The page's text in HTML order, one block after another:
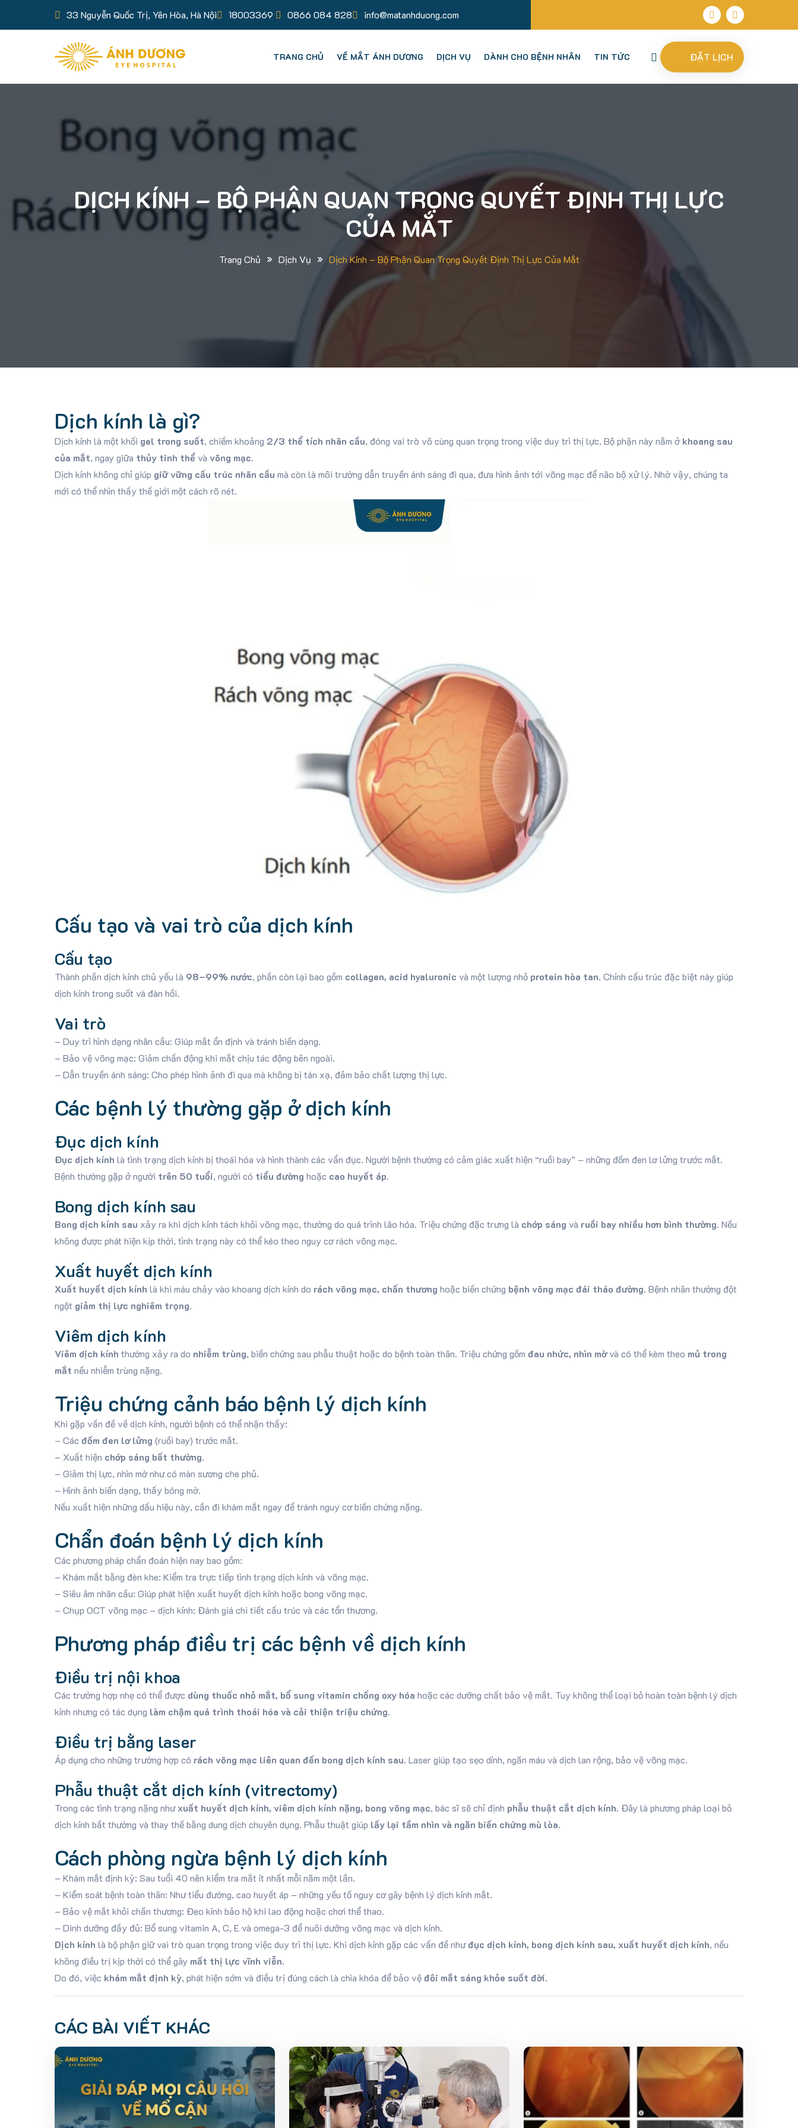
33 Nguyễn Quốc Trị, Yên Hòa, Hà Nội 18003369 0866 084 828 info@matanhduong.com
TRANG CHỦ VỀ MẮT ÁNH DƯƠNG DỊCH VỤ DÀNH CHO BỆNH NHÂN TIN TỨC ĐẶT LỊCH
DỊCH KÍNH – BỘ PHẬN QUAN TRỌNG QUYẾT ĐỊNH THỊ LỰC
CỦA MẮT
Trang Chủ » Dịch Vụ » Dịch Kính – Bộ Phận Quan Trọng Quyết Định Thị Lực Của Mắt
Dịch kính là gì?
Dịch kính là một khối gel trong suốt, chiếm khoảng 2/3 thể tích nhãn cầu, đóng vai trò vô cùng quan trọng trong việc duy trì thị lực. Bộ phận này nằm ởkhoang sau
của mắt, ngay giữa thủy tinh thểvà võng mạc.
Dịch kính không chỉ giúp giữ vững cấu trúc nhãn cầu mà còn là môi trường dẫn truyền ánh sáng đi qua, đưa hình ảnh tới võng mạc để não bộ xử lý. Nhờ vậy, chúng ta
mới có thể nhìn thấy thế giới một cách rõ nét.
Cấu tạo và vai trò của dịch kính
Cấu tạo
Thành phần dịch kính chủ yếu là 98–99% nước, phần còn lại bao gồm collagen, acid hyaluronic và một lượng nhỏ protein hòa tan. Chính cấu trúc đặc biệt này giúp
dịch kính trong suốt và đàn hồi.
Vai trò
– Duy trì hình dạng nhãn cầu: Giúp mắt ổn định và tránh biến dạng.
– Bảo vệ võng mạc: Giảm chấn động khi mắt chịu tác động bên ngoài.
– Dẫn truyền ánh sáng: Cho phép hình ảnh đi qua mà không bị tán xạ, đảm bảo chất lượng thị lực.
Các bệnh lý thường gặp ở dịch kính
Đục dịch kính
Đục dịch kính là tình trạng dịch kính bị thoái hóa và hình thành các vẩn đục. Người bệnh thường có cảm giác xuất hiện “ruồi bay” – những đốm đen lơ lửng trước mắt.
Bệnh thường gặp ở người trên 50 tuổi, người có tiểu đường hoặc cao huyết áp.
Bong dịch kính sau
Bong dịch kính sau xảy ra khi dịch kính tách khỏi võng mạc, thường do quá trình lão hóa. Triệu chứng đặc trưng là chớp sáng và ruồi bay nhiều hơn bình thường. Nếu
không được phát hiện kịp thời, tình trạng này có thể kéo theo nguy cơ rách võng mạc.
Xuất huyết dịch kính
Xuất huyết dịch kính là khi máu chảy vào khoang dịch kính do rách võng mạc, chấn thương hoặc biến chứng bệnh võng mạc đái tháo đường. Bệnh nhân thường đột
ngột giảm thị lực nghiêm trọng.
Viêm dịch kính
Viêm dịch kính thường xảy ra do nhiễm trùng, biến chứng sau phẫu thuật hoặc do bệnh toàn thân. Triệu chứng gồm đau nhức, nhìn mờvà có thể kèm theo mủ trong
mắt nếu nhiễm trùng nặng.
Triệu chứng cảnh báo bệnh lý dịch kính
Khi gặp vấn đề về dịch kính, người bệnh có thể nhận thấy:
– Các đốm đen lơ lửng (ruồi bay) trước mắt.
– Xuất hiện chớp sáng bất thường.
– Giảm thị lực, nhìn mờ như có màn sương che phủ.
– Hình ảnh biến dạng, thấy bóng mờ.
Nếu xuất hiện những dấu hiệu này, cần đi khám mắt ngay để tránh nguy cơ biến chứng nặng.
Chẩn đoán bệnh lý dịch kính
Các phương pháp chẩn đoán hiện nay bao gồm:
– Khám mắt bằng đèn khe: Kiểm tra trực tiếp tình trạng dịch kính và võng mạc.
– Siêu âm nhãn cầu: Giúp phát hiện xuất huyết dịch kính hoặc bong võng mạc.
– Chụp OCT võng mạc – dịch kính: Đánh giá chi tiết cấu trúc và các tổn thương.
Phương pháp điều trị các bệnh về dịch kính
Điều trị nội khoa
Các trường hợp nhẹ có thể được dùng thuốc nhỏ mắt, bổ sung vitamin chống oxy hóa hoặc các dưỡng chất bảo vệ mắt. Tuy không thể loại bỏ hoàn toàn bệnh lý dịch
kính nhưng có tác dụng làm chậm quá trình thoái hóa và cải thiện triệu chứng.
Điều trị bằng laser
Áp dụng cho những trường hợp có rách võng mạc liên quan đến bong dịch kính sau. Laser giúp tạo sẹo dính, ngăn máu và dịch lan rộng, bảo vệ võng mạc.
Phẫu thuật cắt dịch kính (vitrectomy)
Trong các tình trạng nặng nhưxuất huyết dịch kính, viêm dịch kính nặng, bong võng mạc, bác sĩ sẽ chỉ định phẫu thuật cắt dịch kính. Đây là phương pháp loại bỏ
dịch kính bất thường và thay thế bằng dung dịch chuyên dụng. Phẫu thuật giúp lấy lại tầm nhìn và ngăn biến chứng mù lòa.
Cách phòng ngừa bệnh lý dịch kính
– Khám mắt định kỳ: Sau tuổi 40 nên kiểm tra mắt ít nhất mỗi năm một lần.
– Kiểm soát bệnh toàn thân: Như tiểu đường, cao huyết áp – những yếu tố nguy cơ gây bệnh lý dịch kính mắt.
– Bảo vệ mắt khỏi chấn thương: Đeo kính bảo hộ khi lao động hoặc chơi thể thao.
– Dinh dưỡng đầy đủ: Bổ sung vitamin A, C, E và omega-3 để nuôi dưỡng võng mạc và dịch kính.
Dịch kính là bộ phận giữ vai trò quan trọng trong việc duy trì thị lực. Khi dịch kính gặp các vấn đề nhưđục dịch kính, bong dịch kính sau, xuất huyết dịch kính, nếu
không điều trị kịp thời có thể gây mất thị lực vĩnh viễn.
Do đó, việc khám mắt định kỳ, phát hiện sớm và điều trị đúng cách là chìa khóa để bảo vệ đôi mắt sáng khỏe suốt đời.
CÁC BÀI VIẾT KHÁC